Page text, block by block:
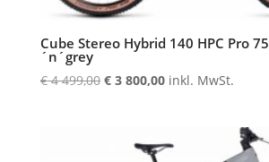
Cube Stereo Hybrid 140 HPC Pro
´n´grey
€4 499,00 Ursprünglicher
€3 800,00Aktueller
€ 3
inkl. MwSt.